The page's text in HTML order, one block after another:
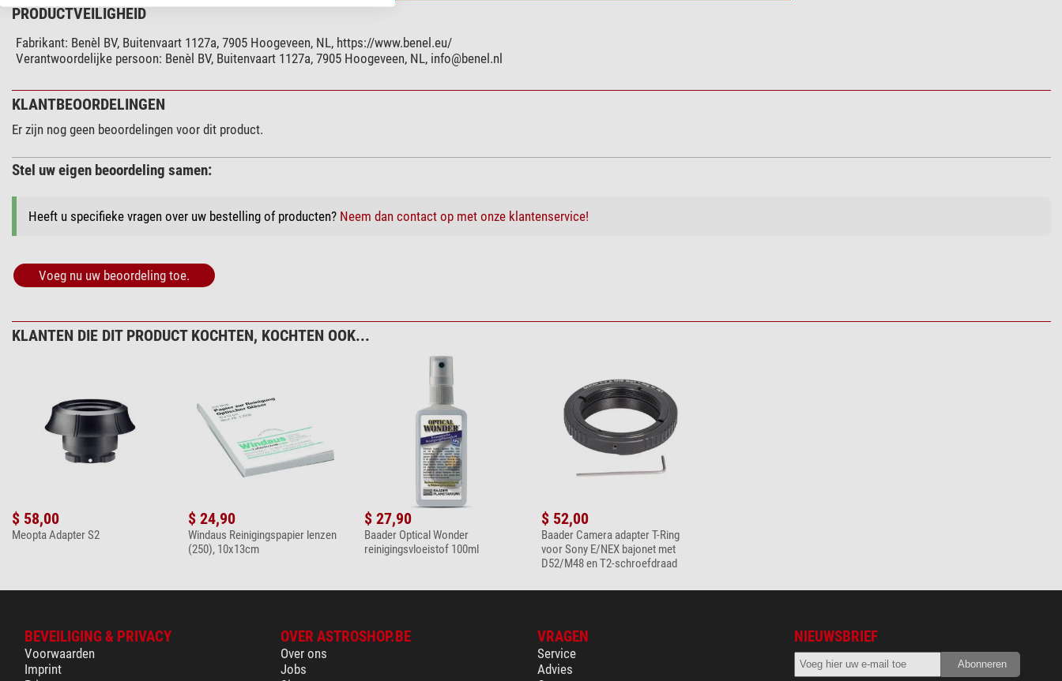
PRODUCTVEILIGHEID
Fabrikant: Benèl BV, Buitenvaart 1127a, 7905 Hoogeveen, NL, https://www.benel.eu/
Verantwoordelijke persoon: Benèl BV, Buitenvaart 1127a, 7905 Hoogeveen, NL, info@benel.nl
KLANTBEOORDELINGEN
Er zijn nog geen beoordelingen voor dit product.
Stel uw eigen beoordeling samen:
Heeft u specifieke vragen over uw bestelling of producten? Neem dan contact op met onze klantenservice!
Voeg nu uw beoordeling toe.
KLANTEN DIE DIT PRODUCT KOCHTEN, KOCHTEN OOK...
$ 58,00
Meopta Adapter S2
$ 24,90
Windaus Reinigingspapier lenzen
(250), 10x13cm
$ 27,90
Baader Optical Wonder
reinigingsvloeistof 100ml
$ 52,00
Baader Camera adapter T-Ring
voor Sony E/NEX bajonet met
D52/M48 en T2-schroefdraad
BEVEILIGING & PRIVACY
Voorwaarden
Imprint
OVER ASTROSHOP.BE
Over ons
Jobs
VRAGEN
Service
Advies
NIEUWSBRIEF